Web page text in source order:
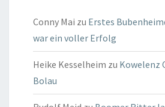
Conny Mai zu Erstes
war ein voller Erfolg
Heike Kesselheim zu Kowelenz
Bolau